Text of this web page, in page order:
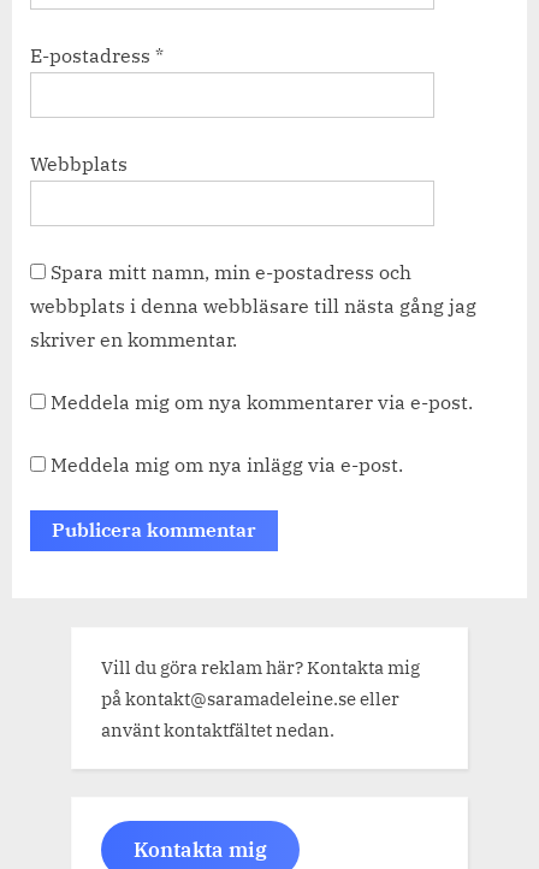
E-postadress *
Webbplats
Spara mitt namn, min e-postadress och
webbplats i denna webbläsare till nästa gång jag
skriver en kommentar.
Meddela mig om nya kommentarer via e-post.
Meddela mig om nya inlägg via e-post.
Vill du göra reklam här? Kontakta mig
på kontakt@saramadeleine.se eller
använt kontaktfältet nedan.
Kontakta mig